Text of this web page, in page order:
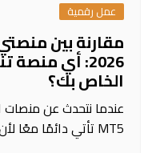
عمل رقمية
2026: أي
الخاص بك؟
MT5 تأتي دائمًا معًا لأن اختيار